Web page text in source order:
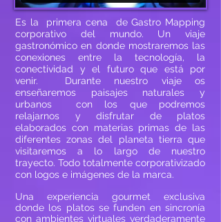
Es la primera cena de Gastro Mapping
corporativo del mundo. Un viaje
gastronómico en donde mostraremos las
conexiones entre la tecnología, la
conectividad y el futuro que está por
venir. Durante nuestro viaje os
enseñaremos paisajes naturales y
urbanos con los que podremos
relajarnos y disfrutar de platos
elaborados con materias primas de las
diferentes zonas del planeta tierra que
visitaremos a lo largo de nuestro
trayecto. Todo totalmente corporativizado
con logos e imágenes de la marca.
Una experiencia gourmet exclusiva
donde los platos se funden en sincronía
con ambientes virtuales verdaderamente